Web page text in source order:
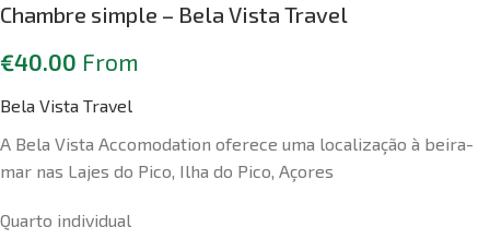
Chambre simple – Bela Vista Travel
€40.00 From
Bela Vista Travel
A Bela Vista Accomodation oferece uma localização à beira-
mar nas Lajes do Pico, Ilha do Pico, Açores
Quarto individual